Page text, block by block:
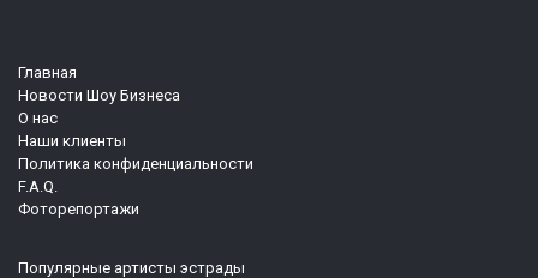
Главная
Новости Шоу Бизнеса
О нас
Наши клиенты
Политика конфиденциальности
F.A.Q.
Фоторепортажи
Популярные артисты эстрады